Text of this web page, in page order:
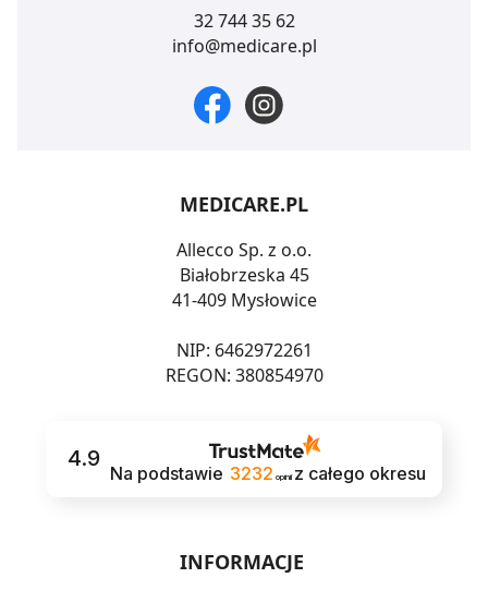
32 744 35 62
info@medicare.pl
MEDICARE.PL
Allecco Sp. z o.o.
Białobrzeska 45
41-409 Mysłowice
NIP: 6462972261
REGON: 380854970
4.9
Na podstawie 3232 opinii z całego okresu
INFORMACJE